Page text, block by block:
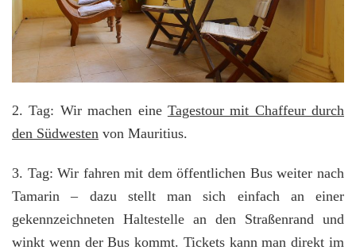
2. Tag: Wir machen eine Tagestour mit Chaffeur durch
den Südwesten von Mauritius.
3. Tag: Wir fahren mit dem öffentlichen Bus weiter nach
Tamarin – dazu stellt man sich einfach an einer
gekennzeichneten Haltestelle an den Straßenrand und
winkt wenn der Bus kommt. Tickets kann man direkt im